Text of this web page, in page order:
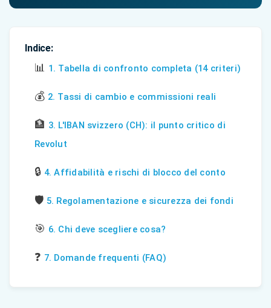
Indice:
📊 1. Tabella di confronto completa (14 criteri)
💰 2. Tassi di cambio e commissioni reali
🏦 3. L'IBAN svizzero (CH): il punto critico di
Revolut
🔒 4. Affidabilità e rischi di blocco del conto
🛡️ 5. Regolamentazione e sicurezza dei fondi
🎯 6. Chi deve scegliere cosa?
❓ 7. Domande frequenti (FAQ)